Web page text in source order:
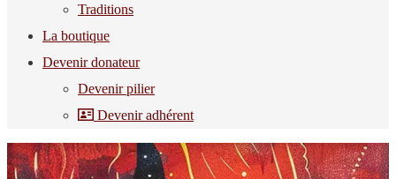
Traditions
La boutique
Devenir donateur
Devenir pilier
Devenir adhérent